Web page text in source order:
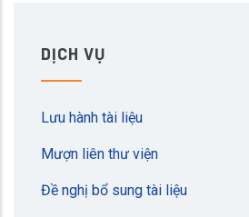
DỊCH VỤ
Lưu hành tài liệu
Mượn liên thư viện
Đề nghị bổ sung tài liệu